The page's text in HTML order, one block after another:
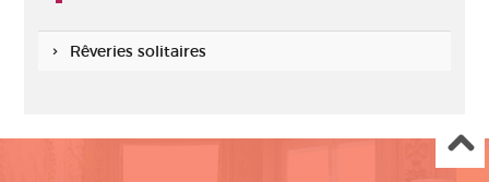
Rêveries solitaires